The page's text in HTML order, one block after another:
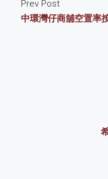
Prev Post
中環灣仔商舖空置率